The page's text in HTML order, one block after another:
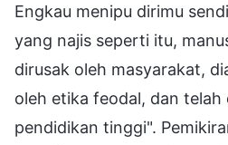
Engkau menipu dirimu
yang najis seperti itu,
dirusak oleh masyarakat,
oleh etika feodal, dan telah
pendidikan tinggi".